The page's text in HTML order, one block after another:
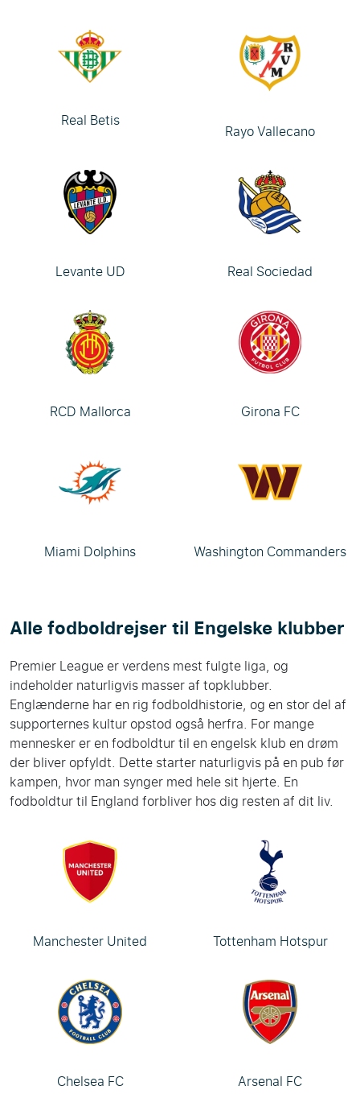
Real Betis Rayo Vallecano
Levante UD Real Sociedad
RCD Mallorca Girona FC
Miami Dolphins Washington Commanders
Alle fodboldrejser til Engelske klubber
Premier League er verdens mest fulgte liga, og
indeholder naturligvis masser af topklubber.
Englænderne har en rig fodboldhistorie, og en stor del af
supporternes kultur opstod også herfra. For mange
mennesker er en fodboldtur til en engelsk klub en drøm
der bliver opfyldt. Dette starter naturligvis på en pub før
kampen, hvor man synger med hele sit hjerte. En
fodboldtur til England forbliver hos dig resten af dit liv.
Manchester United Tottenham Hotspur
Chelsea FC Arsenal FC